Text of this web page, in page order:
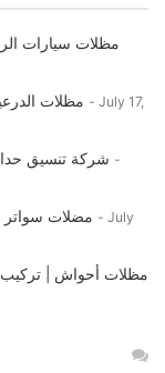
مظلات سيارات
مظلات الدرعية
July 17,
شركة تنسيق
مضلات سواتر
July
مظلات أحواش |